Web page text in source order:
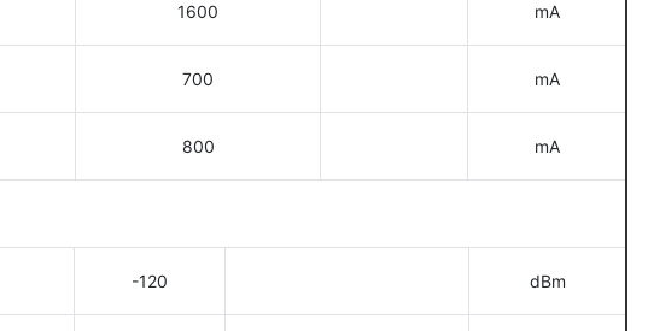
1600 mA
700 mA
800 mA
-120 dBm